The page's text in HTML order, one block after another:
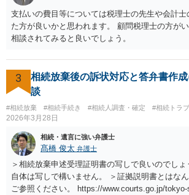
支払いの費目等については税理士の先生や会計
た方が良いかと思われます。 顧問税理士の方が
相談されてみると良いでしょう。
3
相続放棄後の訴状対応と答弁書作
談
#相続放棄 #相続手続き #相続人調査・確定 #相続トラ
2026年3月28日
相続・遺言に強い弁護士
髙橋 俊太 弁護士
＞相続放棄申述受理証明書の写しで良いのでし
自体は写しで構いません。 ＞証拠説明書とはな
ご参照ください。 https://www.courts.go.jp/